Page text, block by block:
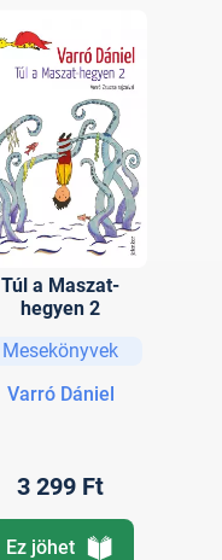
Túl a Maszat-
hegyen 2
Mesekönyvek
Varró Dániel
3 299 Ft
Ez jöhet